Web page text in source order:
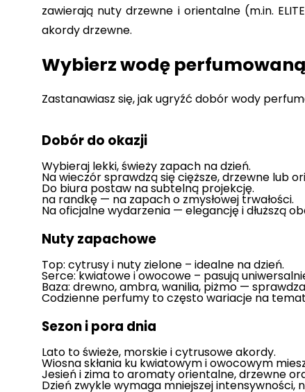
zawierają nuty drzewne i orientalne (m.in.
akordy drzewne.
Wybierz wodę
Zastanawiasz się, jak ugryźć dobór wody
Dobór do okazji
Wybieraj lekki, świeży zapach na dzień.
Na wieczór sprawdzą się cięższe, drzewne lub
Do biura postaw na subtelną projekcję.
na randkę — na zapach o zmysłowej trwałości.
Na oficjalne wydarzenia — elegancję i dłuższą
Nuty zapachowe
Top: cytrusy i nuty zielone – idealne na dzień.
Serce: kwiatowe i owocowe – pasują
Baza: drewno, ambra, wanilia, piżmo —
Codzienne perfumy to często wariacje na
Sezon i pora dnia
Lato to świeże, morskie i cytrusowe akordy.
Wiosna skłania ku kwiatowym i owocowym
Jesień i zima to aromaty orientalne, drzewne
Dzień zwykle wymaga mniejszej intensywności,